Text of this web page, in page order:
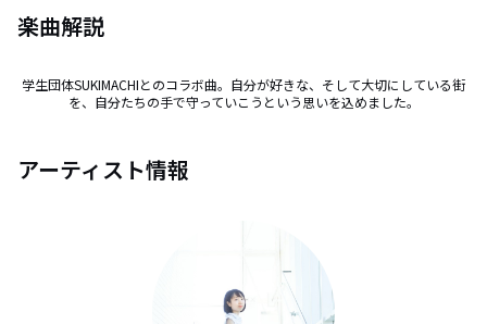
楽曲解説
学生団体SUKIMACHIとのコラボ曲。自分が好きな、そして大切にしている街
を、自分たちの手で守っていこうという思いを込めました。
アーティスト情報